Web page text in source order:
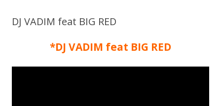
DJ VADIM feat BIG RED
*DJ VADIM feat BIG RED